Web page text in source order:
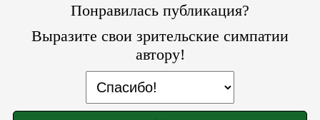
Понравилась публикация?
Выразите свои зрительские симпатии
автору!